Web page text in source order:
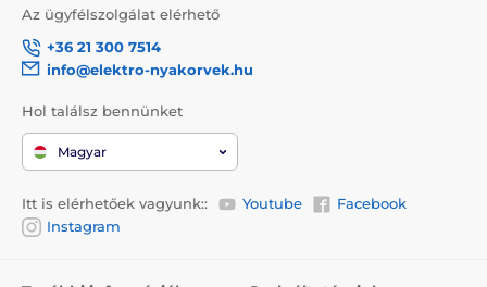
Az ügyfélszolgálat elérhető
+36 21 300 7514
info@elektro-nyakorvek.hu
Hol találsz bennünket
Magyar
Itt is elérhetőek vagyunk:: Youtube
Facebook
Instagram